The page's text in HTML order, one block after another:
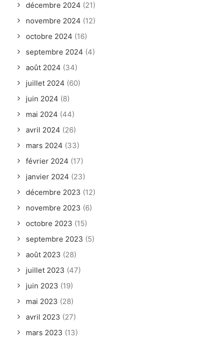
décembre 2024 (21)
novembre 2024 (12)
octobre 2024 (16)
septembre 2024 (4)
août 2024 (34)
juillet 2024 (60)
juin 2024 (8)
mai 2024 (44)
avril 2024 (26)
mars 2024 (33)
février 2024 (17)
janvier 2024 (23)
décembre 2023 (12)
novembre 2023 (6)
octobre 2023 (15)
septembre 2023 (5)
août 2023 (28)
juillet 2023 (47)
juin 2023 (19)
mai 2023 (28)
avril 2023 (27)
mars 2023 (13)